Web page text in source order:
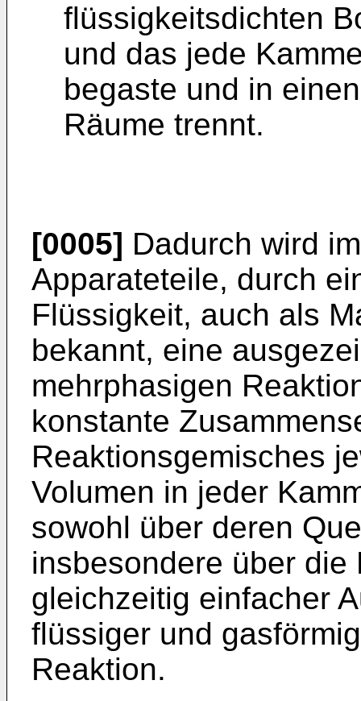
flüssigkeitsdichten
und das jede
begaste und in
Räume trennt.
[0005] Dadurch wird
Apparateteile, durch
Flüssigkeit, auch als
bekannt, eine
mehrphasigen
konstante
Reaktionsgemisches
Volumen in jeder
sowohl über deren
insbesondere über
gleichzeitig einfacher
flüssiger und
Reaktion.